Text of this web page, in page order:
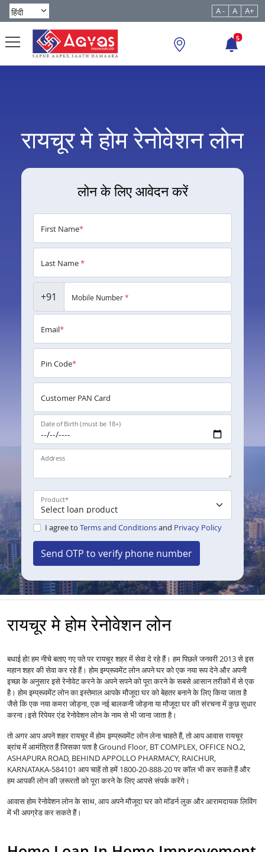
A - A A+
5
रायचूर मे होम रेनोवेशन लोन
लोन के लिए आवेदन करें
First Name*
Last Name*
+91 Mobile Number*
Email*
Pin Code*
Customer PAN Card
Date of Birth (must be 18+)
Address
Product*
I agree to Terms and Conditionsand Privacy Policy
Send OTP to verify phone number
रायचूर मे होम रेनोवेशन लोन
बधाई हो! हम नीचे बताए गए पते पर रायचूर शहर में सेवा दे रहे हैं। हम पिछले जनवरी 2013 से इस
महान शहर की सेवा कर रहे हैं।होम इम्प्रूवमेंट लोन अपने घर को एक नया रूप देने और अपनी
इच्छा के अनुसार इसे रेनोवेट करने के अपने सपने को पूरा करने के सबसे आसान तरीकों में से एक
है।होम इम्प्रूवमेंट लोन का इस्तेमाल आपके मौजूदा घर को बेहतर बनाने के लिए किया जाता है
जैसे कि एक नया कमरा जोड़ना, एक नई बालकनी जोड़ना या मौजूदा घर की संरचना में कुछ सुधार
करना।इसे रिपेयर एंड रेनोवेशन लोन के नाम से भी जाना जाता है।
तो अगर आप अपने शहर रायचूर मेंहोम इम्प्रूवमेंट लोनलेना चाहते हैं, तो आप आवास रायचूर
ब्रांच में आमंत्रित हैं जिसका पता है Ground Floor, BT COMPLEX, OFFICE NO.2,
ASHAPURA ROAD, BEHIND APPOLLO PHARMACY, RAICHUR,
KARNATAKA-584101 आप चाहें तो हमें 1800-20-888-20 पर कॉल भी कर सकते हैं और
हम आपकी लोन की ज़रूरतों को पूरा करने के लिए आपसे संपर्क करेंगे।
आवास होम रेनोवेशन लोन के साथ, आप अपने मौजूदा घर को मॉडर्न लुक और आरामदायक लिविंग
में भी अपग्रेड कर सकते हैं।